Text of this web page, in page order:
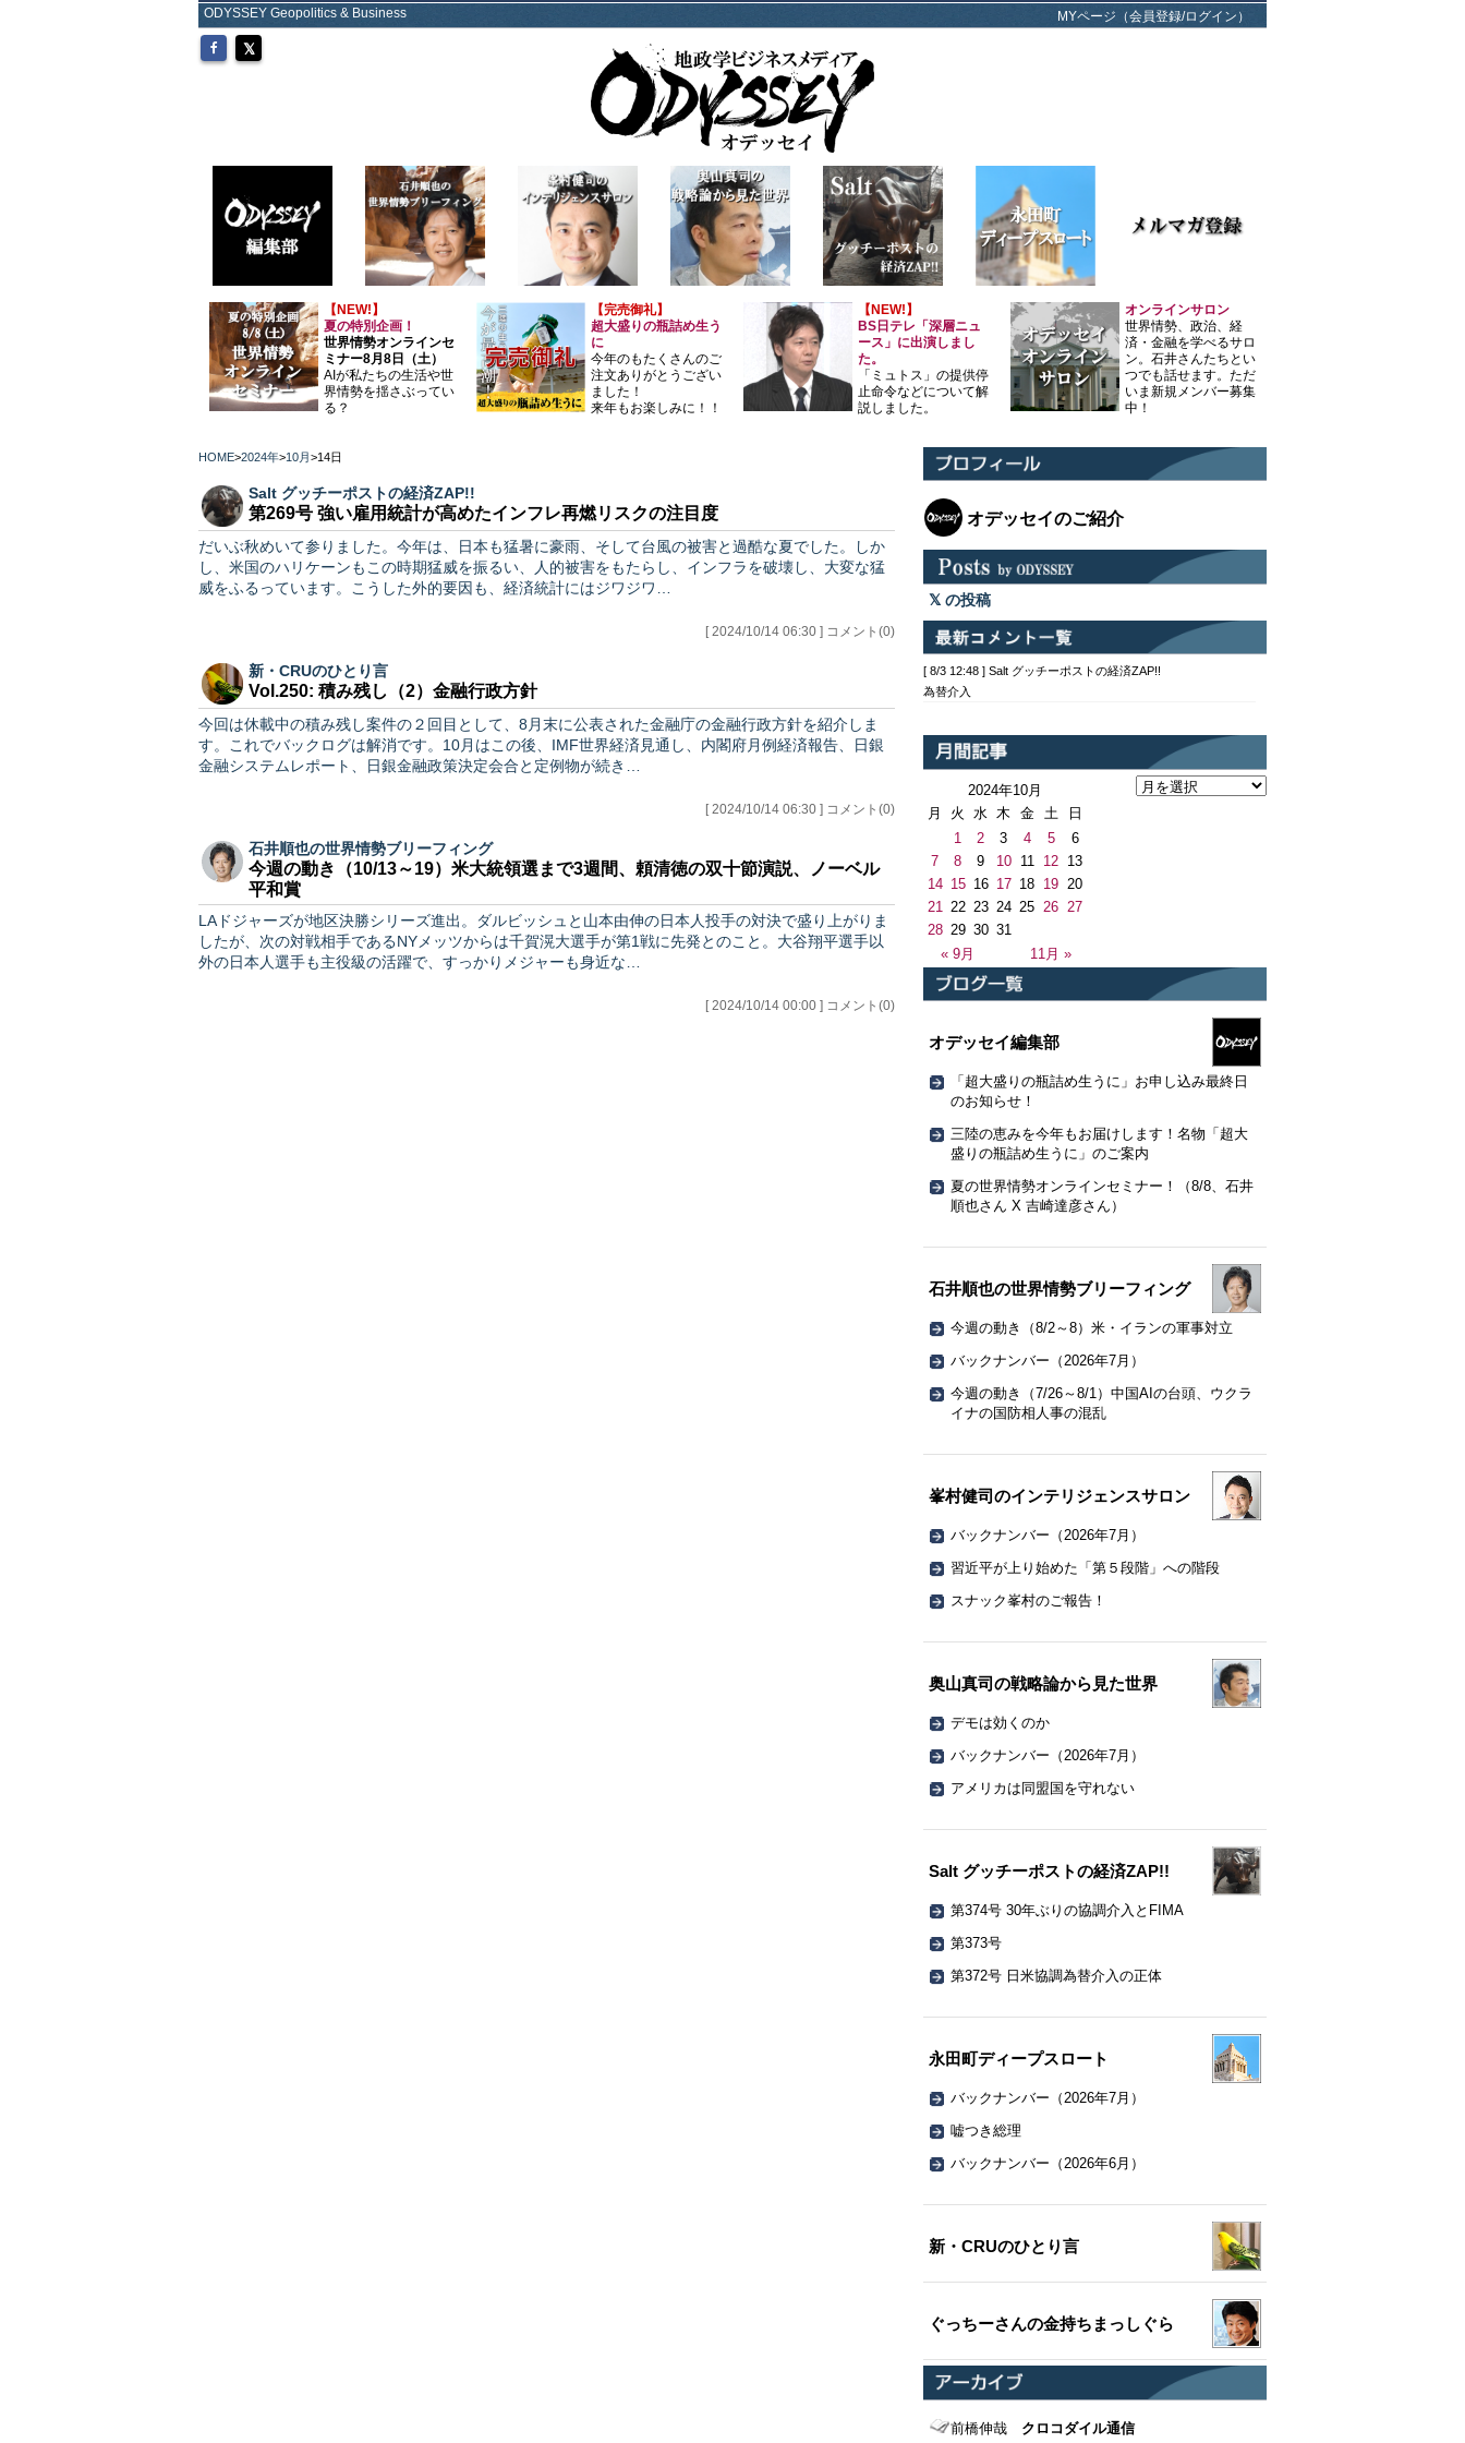
ODYSSEY Geopolitics & Business MYページ（会員登録/ログイン）
【NEW!】
夏の特別企画！
世界情勢オンラインセ
ミナー8月8日（土）
AIが私たちの生活や世
界情勢を揺さぶってい
る？
【完売御礼】
超大盛りの瓶詰め生う
に
今年のもたくさんのご
注文ありがとうござい
ました！
来年もお楽しみに！！
【NEW!】
BS日テレ「深層ニュ
ース」に出演しまし
た。
「ミュトス」の提供停
止命令などについて解
説しました。
オンラインサロン
世界情勢、政治、経
済・金融を学べるサロ
ン。石井さんたちとい
つでも話せます。ただ
いま新規メンバー募集
中！
HOME>2024年>10月>14日
Salt グッチーポストの経済ZAP!!
第269号 強い雇用統計が高めたインフレ再燃リスクの注目度
だいぶ秋めいて参りました。今年は、日本も猛暑に豪雨、そして台風の被害と過酷な夏でした。しか
し、米国のハリケーンもこの時期猛威を振るい、人的被害をもたらし、インフラを破壊し、大変な猛
威をふるっています。こうした外的要因も、経済統計にはジワジワ…
[ 2024/10/14 06:30 ] コメント(0)
新・CRUのひとり言
Vol.250: 積み残し（2）金融行政方針
今回は休載中の積み残し案件の２回目として、8月末に公表された金融庁の金融行政方針を紹介しま
す。これでバックログは解消です。10月はこの後、IMF世界経済見通し、内閣府月例経済報告、日銀
金融システムレポート、日銀金融政策決定会合と定例物が続き…
[ 2024/10/14 06:30 ] コメント(0)
石井順也の世界情勢ブリーフィング
今週の動き（10/13～19）米大統領選まで3週間、頼清徳の双十節演説、ノーベル
平和賞
LAドジャーズが地区決勝シリーズ進出。ダルビッシュと山本由伸の日本人投手の対決で盛り上がりま
したが、次の対戦相手であるNYメッツからは千賀滉大選手が第1戦に先発とのこと。大谷翔平選手以
外の日本人選手も主役級の活躍で、すっかりメジャーも身近な…
[ 2024/10/14 00:00 ] コメント(0)
オデッセイのご紹介
の投稿
[ 8/3 12:48 ] Salt グッチーポストの経済ZAP!!
為替介入
2024年10月
月
火 水 木 金 土 日
« 9月 11月 »
1 2 3 4 5
6
7
8 9 10 11 12 13
14 15 16 17 18 19 20
21
22 23 24 25 26 27
28 29 30 31
オデッセイ編集部
「超大盛りの瓶詰め生うに」お申し込み最終日
のお知らせ！
三陸の恵みを今年もお届けします！名物「超大
盛りの瓶詰め生うに」のご案内
夏の世界情勢オンラインセミナー！（8/8、石井
順也さん X 吉崎達彦さん）
石井順也の世界情勢ブリーフィング
今週の動き（8/2～8）米・イランの軍事対立
バックナンバー（2026年7月）
今週の動き（7/26～8/1）中国AIの台頭、ウクラ
イナの国防相人事の混乱
峯村健司のインテリジェンスサロン
バックナンバー（2026年7月）
習近平が上り始めた「第５段階」への階段
スナック峯村のご報告！
奥山真司の戦略論から見た世界
デモは効くのか
バックナンバー（2026年7月）
アメリカは同盟国を守れない
Salt グッチーポストの経済ZAP!!
第374号 30年ぶりの協調介入とFIMA
第373号
第372号 日米協調為替介入の正体
永田町ディープスロート
バックナンバー（2026年7月）
嘘つき総理
バックナンバー（2026年6月）
新・CRUのひとり言
ぐっちーさんの金持ちまっしぐら
前橋伸哉 クロコダイル通信